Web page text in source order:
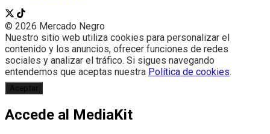
© 2026 Mercado Negro
Nuestro sitio web utiliza cookies para personalizar el
contenido y los anuncios, ofrecer funciones de redes
sociales y analizar el tráfico. Si sigues navegando
entendemos que aceptas nuestra Política de cookies.
Aceptar
Accede al MediaKit